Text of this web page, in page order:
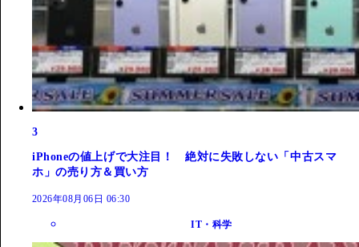
3
iPhoneの値上げで大注目！ 絶対に失敗しない「中古スマ
ホ」の売り方＆買い方
2026年08月06日 06:30
IT・科学